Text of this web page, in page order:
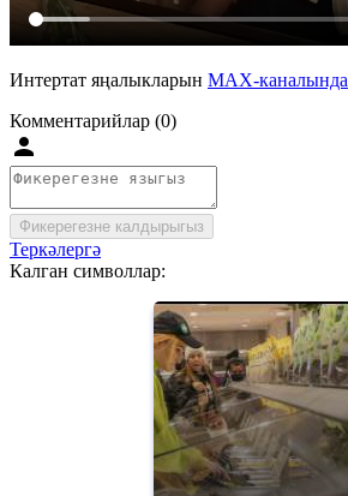
Интертат яңалыкларын MAX-каналында
Комментарийлар (0)
Фикерегезне калдырыгыз
Теркәлергә
Калган символлар: